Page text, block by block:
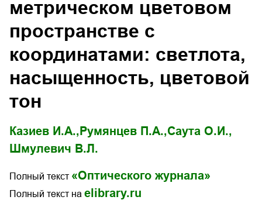
метрическом цветовом
пространстве с
координатами: светлота,
насыщенность, цветовой
тон
Казиев И.А., Румянцев П.А.,Саута О.И.,
Шмулевич В.Л.
Полный текст «Оптического журнала»
Полный текст на elibrary.ru